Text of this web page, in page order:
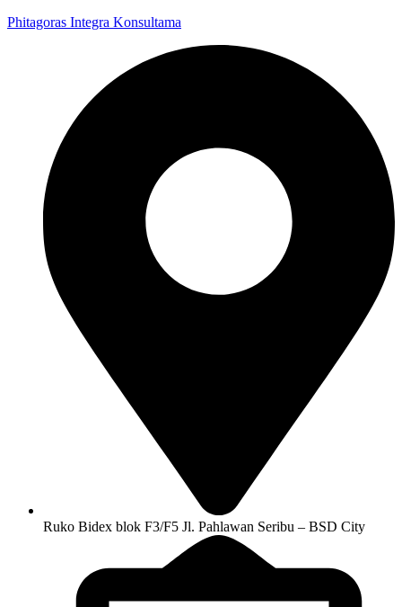
Phitagoras Integra Konsultama
Ruko Bidex blok F3/F5 Jl. Pahlawan Seribu – BSD City